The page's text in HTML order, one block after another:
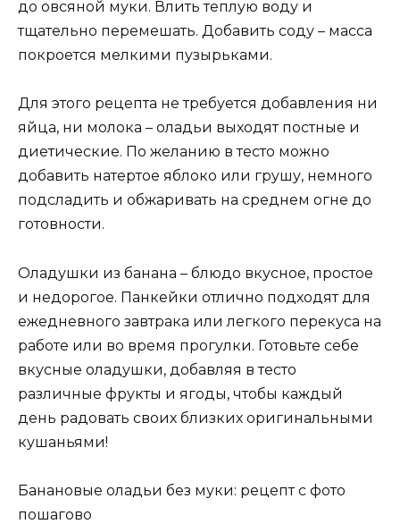
до овсяной муки. Влить теплую воду и
тщательно перемешать. Добавить соду – масса
покроется мелкими пузырьками.
Для этого рецепта не требуется добавления ни
яйца, ни молока – оладьи выходят постные и
диетические. По желанию в тесто можно
добавить натертое яблоко или грушу, немного
подсладить и обжаривать на среднем огне до
готовности.
Оладушки из банана – блюдо вкусное, простое
и недорогое. Панкейки отлично подходят для
ежедневного завтрака или легкого перекуса на
работе или во время прогулки. Готовьте себе
вкусные оладушки, добавляя в тесто
различные фрукты и ягоды, чтобы каждый
день радовать своих близких оригинальными
кушаньями!
Банановые оладьи без муки: рецепт с фото
пошагово